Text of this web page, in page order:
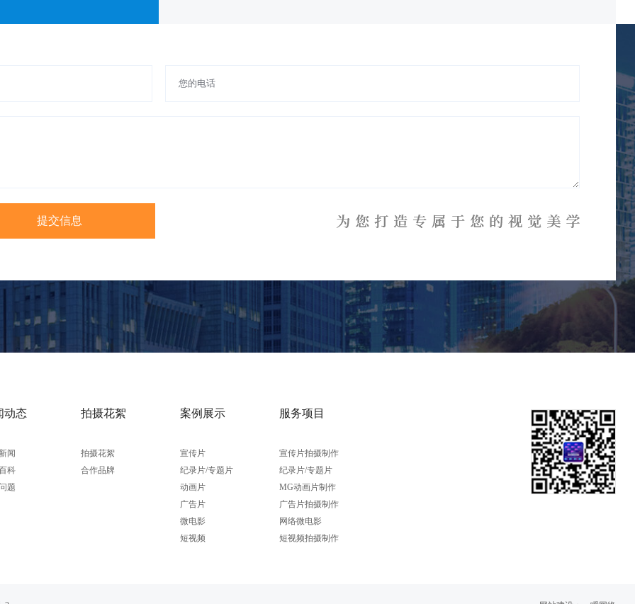
动态
闻
科
题
拍摄花絮
拍摄花絮
合作品牌
案例展示
宣传片
纪录片/专题片
动画片
广告片
微电影
短视频
服务项目
宣传片拍摄制作
纪录片/专题片
MG动画片制作
广告片拍摄制作
网络微电影
短视频拍摄制作